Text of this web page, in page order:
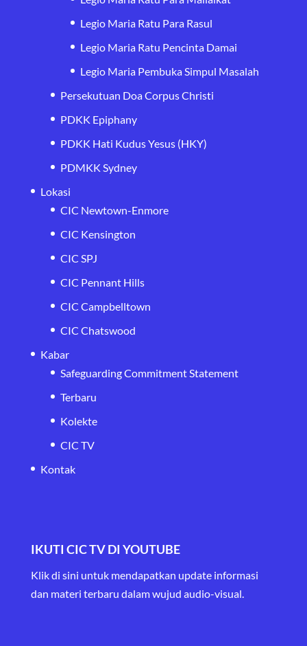
Legio Maria Ratu Para Rasul
Legio Maria Ratu Pencinta Damai
Legio Maria Pembuka Simpul Masalah
Persekutuan Doa Corpus Christi
PDKK Epiphany
PDKK Hati Kudus Yesus (HKY)
PDMKK Sydney
Lokasi
CIC Newtown-Enmore
CIC Kensington
CIC SPJ
CIC Pennant Hills
CIC Campbelltown
CIC Chatswood
Kabar
Safeguarding Commitment Statement
Terbaru
Kolekte
CIC TV
Kontak
IKUTI CIC TV DI YOUTUBE
Klik di sini untuk mendapatkan update informasi
dan materi terbaru dalam wujud audio-visual.